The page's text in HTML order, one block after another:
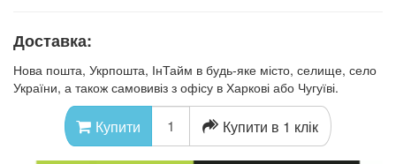
Доставка:
Нова пошта, Укрпошта, ІнТайм в будь-яке місто, селище, село
України, а також самовивіз з офісу в Харкові або Чугуїві.
Купити Купити в 1 клік